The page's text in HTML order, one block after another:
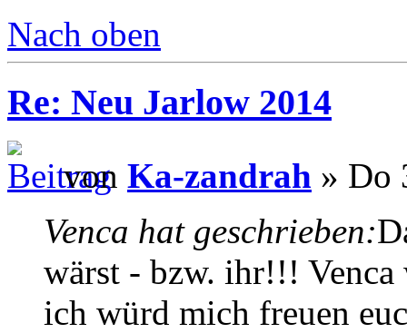
Nach oben
Re: Neu Jarlow 2014
von Ka-zandrah » Do
Venca hat geschrieben:
wärst - bzw. ihr!!!
ich würd mich freuen